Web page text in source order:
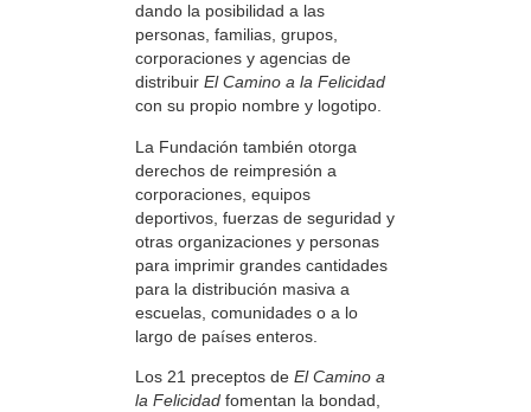
dando la posibilidad a las
personas, familias, grupos,
corporaciones y agencias de
distribuir El Camino a la Felicidad
con su propio nombre y logotipo.
La Fundación también otorga
derechos de reimpresión a
corporaciones, equipos
deportivos, fuerzas de seguridad y
otras organizaciones y personas
para imprimir grandes cantidades
para la distribución masiva a
escuelas, comunidades o a lo
largo de países enteros.
Los 21 preceptos de El Camino a
la Felicidad fomentan la bondad,